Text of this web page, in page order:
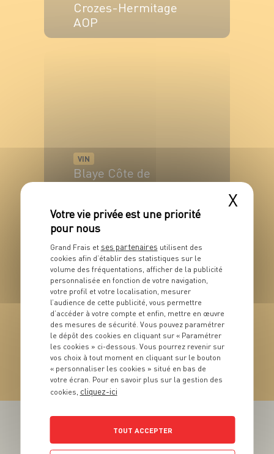
Crozes-Hermitage
AOP
VIN
Blaye Côte de
Bordeaux AOC
VOIR LE PRODUIT
VIN
Saint-Emilion Grand
Cru
VOIR LE PRODUIT
X
Grand Frais et ses partenaires utilisent des
cookies afin d’établir des statistiques sur le
volume des fréquentations, afficher de la publicité
personnalisée en fonction de votre navigation,
votre profil et votre localisation, mesurer
l’audience de cette publicité, vous permettre
d’accéder à votre compte et enfin, mettre en œuvre
des mesures de sécurité. Vous pouvez paramétrer
le dépôt des cookies en cliquant sur « Paramétrer
les cookies » ci-dessous. Vous pourrez revenir sur
vos choix à tout moment en cliquant sur le bouton
« personnaliser les cookies » situé en bas de
votre écran. Pour en savoir plus sur la gestion des
cookies, cliquez-ici
TOUT ACCEPTER